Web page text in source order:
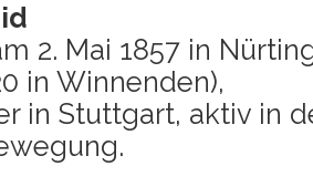
2. Mai 1857 in
in Win­nen­den),
in Stutt­gart, aktiv in